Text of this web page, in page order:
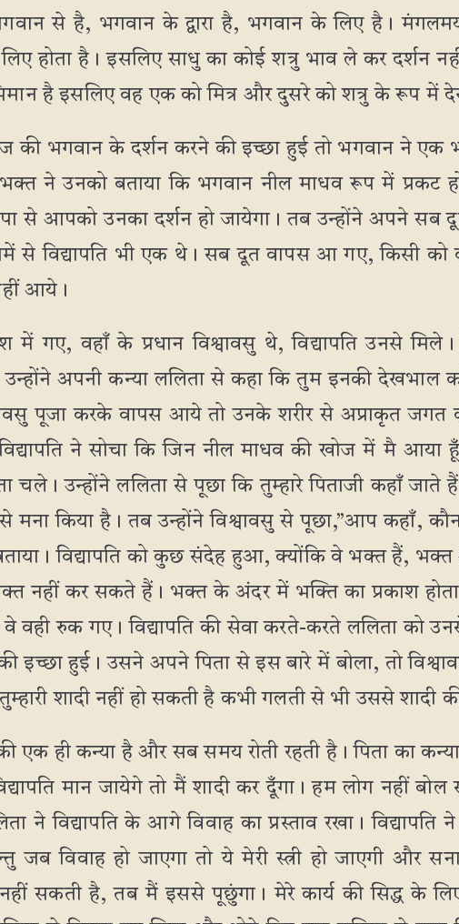
से है, भगवान के द्वारा है, भगवान के लिए है।
होता है। इसलिए साधु का कोई शत्रु भाव ले कर दर्शन
है इसलिए वह एक को मित्र और दुसरे को शत्रु के रूप में
की भगवान के दर्शन करने की इच्छा हुई तो भगवान ने एक
ने उनको बताया कि भगवान नील माधव रूप में
से आपको उनका दर्शन हो जायेगा। तब उन्होंने अपने सब
से विद्यापति भी एक थे। सब दूत वापस आ गए, किसी को
आये।
में गए, वहाँ के प्रधान विश्वावसु थे, विद्यापति उनसे
उन्होंने अपनी कन्या ललिता से कहा कि तुम इनकी देखभाल
पूजा करके वापस आये तो उनके शरीर से अप्राकृत जगत
ने सोचा कि जिन नील माधव की खोज में मै आया
चले। उन्होंने ललिता से पूछा कि तुम्हारे पिताजी कहाँ जाते
मना किया है। तब उन्होंने विश्वावसु से पूछा,”आप कहाँ,
विद्यापति को कुछ संदेह हुआ, क्योंकि वे भक्त हैं,
नहीं कर सकते हैं। भक्त के अंदर में भक्ति का प्रकाश
वही रुक गए। विद्यापति की सेवा करते-करते ललिता को
इच्छा हुई। उसने अपने पिता से इस बारे में बोला, तो
शादी नहीं हो सकती है कभी गलती से भी उससे शादी
एक ही कन्या है और सब समय रोती रहती है। पिता का
मान जायेगे तो मैं शादी कर दूँगा। हम लोग नहीं बोल
ने विद्यापति के आगे विवाह का प्रस्ताव रखा।
जब विवाह हो जाएगा तो ये मेरी स्त्री हो जाएगी और
सकती है, तब मैं इससे पूछुंगा। मेरे कार्य की सिद्ध के